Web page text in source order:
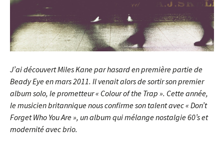
J’ai découvert Miles Kane par hasard en première partie de
Beady Eye en mars 2011. Il venait alors de sortir son premier
album solo, le prometteur « Colour of the Trap ». Cette année,
le musicien britannique nous confirme son talent avec « Don’t
Forget Who You Are », un album qui mélange nostalgie 60’s et
modernité avec brio.